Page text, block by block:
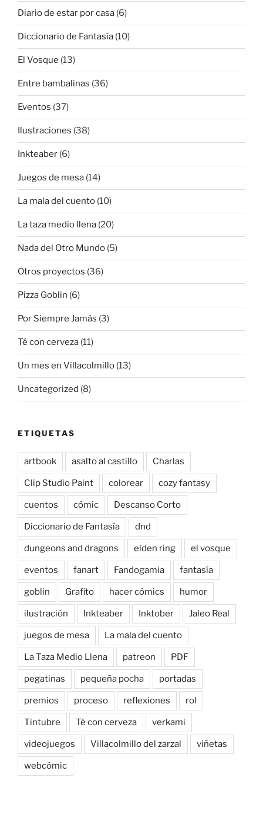
Diario de estar por casa (6)
Diccionario de Fantasía (10)
El Vosque (13)
Entre bambalinas (36)
Eventos (37)
Ilustraciones (38)
Inkteaber (6)
Juegos de mesa (14)
La mala del cuento (10)
La taza medio llena (20)
Nada del Otro Mundo (5)
Otros proyectos (36)
Pizza Goblin (6)
Por Siempre Jamás (3)
Té con cerveza (11)
Un mes en Villacolmillo (13)
Uncategorized (8)
ETIQUETAS
artbook asalto al castillo Charlas
Clip Studio Paint colorear cozy fantasy
cuentos cómic Descanso Corto
Diccionario de Fantasía dnd
dungeons and dragons elden ring el vosque
eventos fanart Fandogamia fantasía
goblin Grafito hacer cómics humor
ilustración Inkteaber Inktober Jaleo Real
juegos de mesa La mala del cuento
La Taza Medio Llena patreon PDF
pegatinas pequeña pocha portadas
premios proceso reflexiones rol
Tintubre Té con cerveza verkami
videojuegos Villacolmillo del zarzal viñetas
webcómic